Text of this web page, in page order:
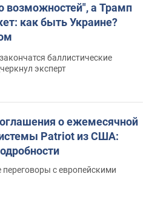
возможностей", а Трамп
как быть Украине?
баллистические
эксперт
о ежемесячной
Patriot из США:
с европейскими